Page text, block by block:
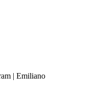
| Emiliano